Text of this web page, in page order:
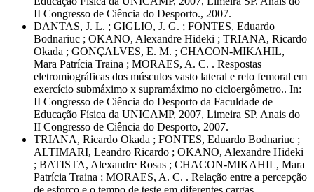
II Congresso de Ciência do Desporto., 2007.
DANTAS, J. L. ; GIGLIO, J. G. ; FONTES, Eduardo
Bodnariuc ; OKANO, Alexandre Hideki ; TRIANA, Ricardo
Okada ; GONÇALVES, E. M. ; CHACON-MIKAHIL,
Mara Patrícia Traina ; MORAES, A. C. . Respostas
eletromiográficas dos músculos vasto lateral e reto femoral em
exercício submáximo x supramáximo no cicloergômetro.. In:
II Congresso de Ciência do Desporto da Faculdade de
Educação Física da UNICAMP, 2007, Limeira SP. Anais do
II Congresso de Ciência do Desporto, 2007.
TRIANA, Ricardo Okada ; FONTES, Eduardo Bodnariuc ;
ALTIMARI, Leandro Ricardo ; OKANO, Alexandre Hideki
; BATISTA, Alexandre Rosas ; CHACON-MIKAHIL, Mara
Patrícia Traina ; MORAES, A. C. . Relação entre a percepção